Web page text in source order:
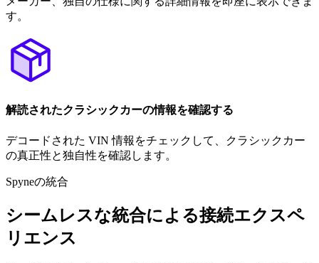
す。
解読されたクラシックカーの情報を確認する
デコードされた VIN 情報をチェックして、クラシックカー
の真正性と独自性を確認します。
Spyneの統合
シームレスな統合による接続エクスペ
リエンス